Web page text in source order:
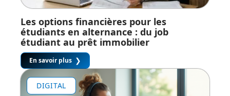
Les options financières pour les
étudiants en alternance : du job
étudiant au prêt immobilier
En savoir plus
DIGITAL